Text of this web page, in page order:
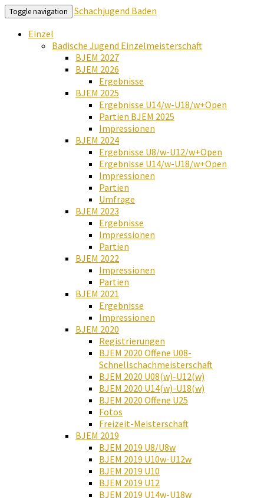
Toggle navigation
Schachjugend Baden
Einzel
Badische Jugend Einzelmeisterschaft
BJEM 2027
BJEM 2026
Ergebnisse
BJEM 2025
Ergebnisse U14/w-U18/w+Open
Partien BJEM 2025
Impressionen
BJEM 2024
Ergebnisse U8/w-U12/w+Open
Ergebnisse U14/w-U18/w+Open
Impressionen
Partien
Umfrage
BJEM 2023
Ergebnisse
Impressionen
Partien
BJEM 2022
Impressionen
Partien
BJEM 2021
Ergebnisse
Impressionen
BJEM 2020
Registrierungen
BJEM 2020 Offene U08-
Schnellschachmeisterschaft
BJEM 2020 U08(w)-U12(w)
BJEM 2020 U14(w)-U18(w)
BJEM 2020 Offene U25
Fotos
Freizeit-Meisterschaft
BJEM 2019
BJEM 2019 U8/U8w
BJEM 2019 U10w-U12w
BJEM 2019 U10
BJEM 2019 U12
BJEM 2019 U14w-U18w